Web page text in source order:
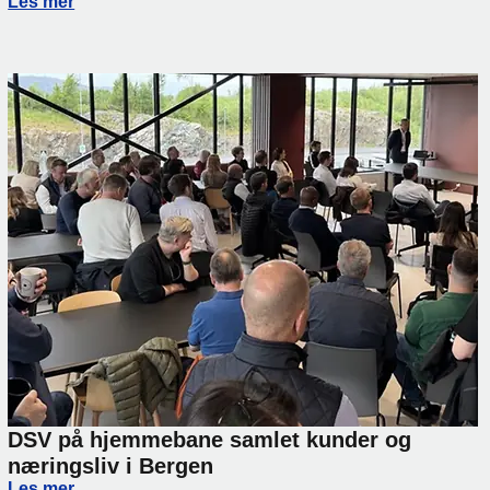
DSV på hjemmebane samlet kunder og
næringsliv i Bergen